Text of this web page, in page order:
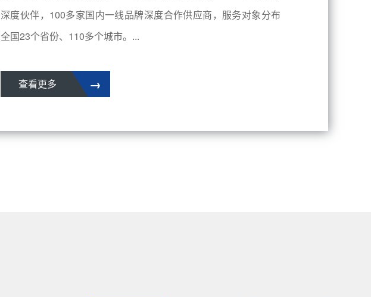
深度伙伴，100多家国内一线品牌深度合作供应商，服务对象分布
全国23个省份、110多个城市。...
→
查看更多